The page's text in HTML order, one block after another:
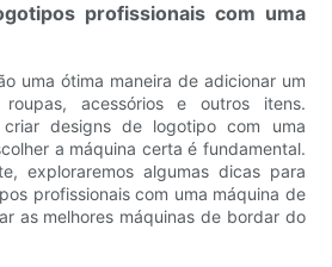
profissionais com uma
uma ótima maneira de adicionar um
acessórios e outros itens.
designs de logotipo com uma
a máquina certa é fundamental.
exploraremos algumas dicas para
profissionais com uma máquina de
as melhores máquinas de bordar do